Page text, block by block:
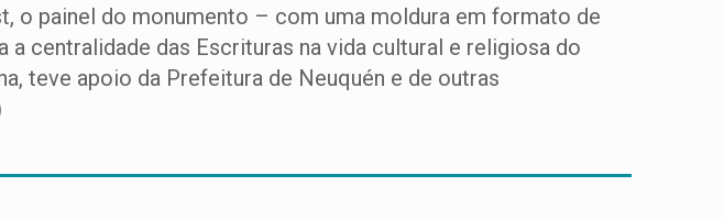
painel do monumento – com uma moldura em formato de
centralidade das Escrituras na vida cultural e religiosa do
teve apoio da Prefeitura de Neuquén e de outras